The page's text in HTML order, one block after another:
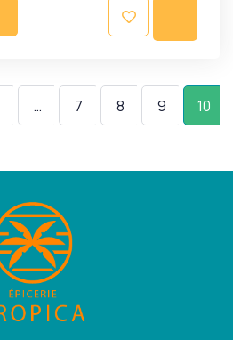
… 7 8 9 10